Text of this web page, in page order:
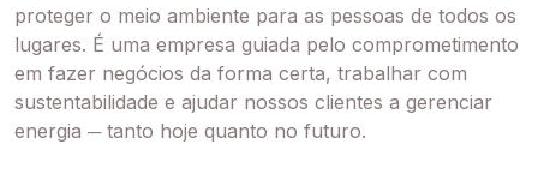
proteger o meio ambiente para as pessoas de todos os
lugares. É uma empresa guiada pelo comprometimento
em fazer negócios da forma certa, trabalhar com
sustentabilidade e ajudar nossos clientes a gerenciar
energia ─ tanto hoje quanto no futuro.